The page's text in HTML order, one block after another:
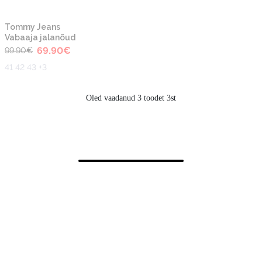
Tommy Jeans
Vabaaja jalanõud
99.90€ 69.90€
41 42 43 +3
Oled vaadanud 3 toodet 3st